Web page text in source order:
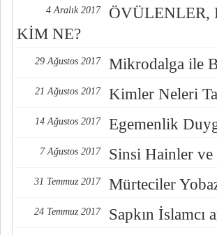
4 Aralık 2017
ÖVÜLENLER,
KİM NE?
29 Ağustos 2017 Mikrodalga ile
21 Ağustos 2017 Kimler Neleri
14 Ağustos 2017 Egemenlik
7 Ağustos 2017 Sinsi Hainler ve
31 Temmuz 2017 Mürteciler
24 Temmuz 2017 Sapkın İslamcı